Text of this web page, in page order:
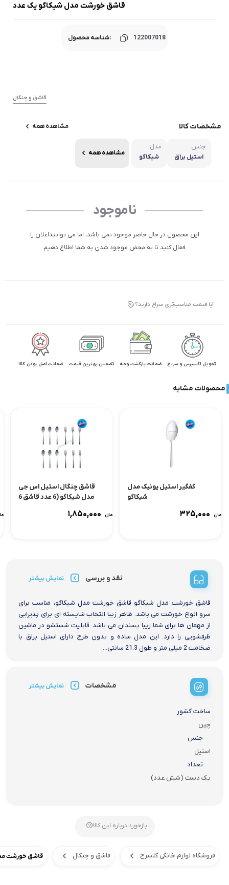
قاشق خورشت مدل شیکاگو یک عدد
شناسه محصول: 122007018
قاشق و چنگال
مشخصات کالا مشاهده همه
جنس
استیل براق
مدل
شیکاگو
مشاهده همه
ناموجود
این محصول در حال حاضر موجود نمی باشد، اما می توانیداعلان را
فعال کنید تا به محض موجود شدن به شما اطلاع دهیم
آیا قیمت مناسب‌تری سراغ دارید؟
تحویل اکسپرس و سریع ضمانت بازگشت وجه تضمین بهترین قیمت ضمانت اصل بودن کالا
محصولات مشابه
کفگیر استیل یونیک مدل
شیکاگو
۳۲۵,۰۰۰ تومان
قاشق چنگال استیل اس جی
مدل شیکاگو (6 عدد قاشق 6
۱,۸۵۰,۰۰۰ تومان
نقد و بررسی نمایش بیشتر
قاشق خورشت مدل شیکاگو قاشق خورشت مدل شیکاگو، مناسب برای
سرو انواع خورشت می باشد. ظاهر زیبا انتخاب شایسته ای برای پذیرایی
از مهمان ها برای شما زیبا پسندان می باشد. قابلیت شستشو در ماشین
ظرفشویی را دارد. این مدل ساده و بدون طرح دارای استیل براق با
ضخامت 2 میلی متر و طول 21.3 سانتی...
مشخصات نمایش بیشتر
ساخت کشور
چین
جنس
استیل
تعداد
یک دست (شش عدد)
بازخورد درباره این کالا
فروشگاه لوازم خانگی گلسرخ قاشق و چنگال قاشق خورشت